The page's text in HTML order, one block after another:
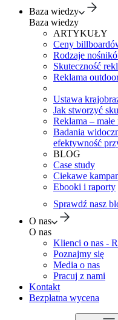
Baza wiedzy
Baza wiedzy
ARTYKUŁY
Ceny
Rodzaje
Skuteczność
Reklama
Ustawa
Jak stworzyć
Reklama –
Badania
efektywność
BLOG
Case study
Ciekawe
Ebooki i raporty
Sprawdź nasz
O nas
O nas
Klienci o nas -
Poznajmy się
Media o nas
Pracuj z nami
Kontakt
Bezpłatna wycena